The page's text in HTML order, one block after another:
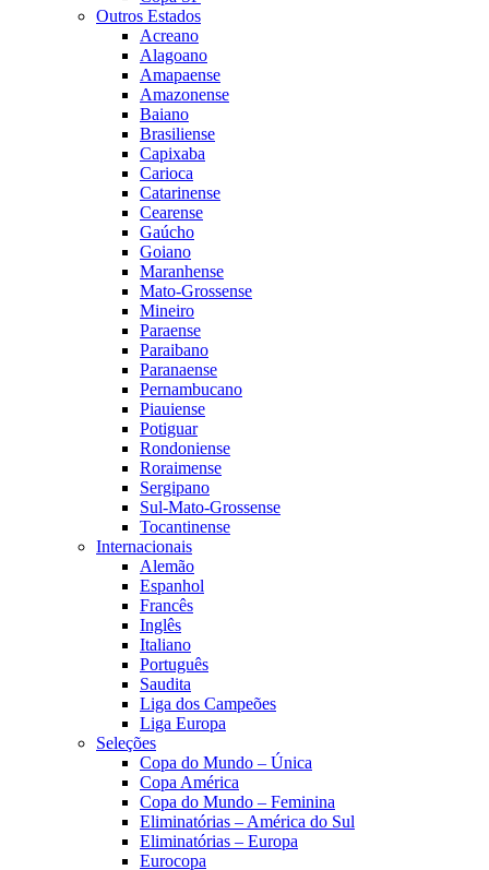
Outros Estados
Acreano
Alagoano
Amapaense
Amazonense
Baiano
Brasiliense
Capixaba
Carioca
Catarinense
Cearense
Gaúcho
Goiano
Maranhense
Mato-Grossense
Mineiro
Paraense
Paraibano
Paranaense
Pernambucano
Piauiense
Potiguar
Rondoniense
Roraimense
Sergipano
Sul-Mato-Grossense
Tocantinense
Internacionais
Alemão
Espanhol
Francês
Inglês
Italiano
Português
Saudita
Liga dos Campeões
Liga Europa
Seleções
Copa do Mundo – Única
Copa América
Copa do Mundo – Feminina
Eliminatórias – América do Sul
Eliminatórias – Europa
Eurocopa